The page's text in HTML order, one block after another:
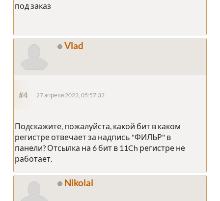
под заказ
Vlad
#4 27 апреля 2023, 05:57:33
Подскажите, пожалуйста, какой бит в каком
регистре отвечает за надпись "ФИЛЬР" в
панели? Отсылка на 6 бит в 11Ch регистре не
работает.
Nikolai